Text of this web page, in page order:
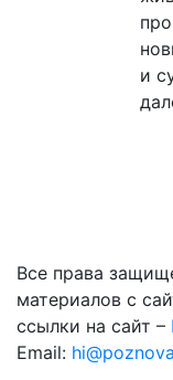
и
Все права
материалов с
ссылки на сайт –
Email: